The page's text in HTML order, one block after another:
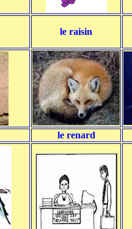
le raisin
le renard